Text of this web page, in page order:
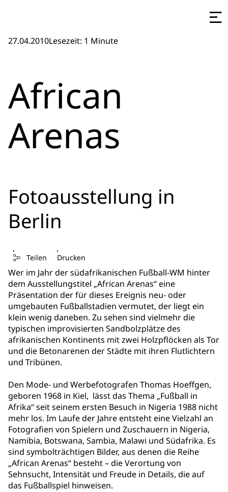
27.04.2010Lesezeit: 1 Minute
African
Arenas
Fotoausstellung in
Berlin
Teilen Drucken
Wer im Jahr der südafrikanischen Fußball-WM hinter
dem Ausstellungstitel „African Arenas“ eine
Präsentation der für dieses Ereignis neu- oder
umgebauten Fußballstadien vermutet, der liegt ein
klein wenig daneben. Zu sehen sind vielmehr die
typischen improvisierten Sandbolzplätze des
afrikanischen Kontinents mit zwei Holzpflöcken als Tor
und die Betonarenen der Städte mit ihren Flutlichtern
und Tribünen.
Den Mode- und Werbefotografen Thomas Hoeffgen,
geboren 1968 in Kiel, lässt das Thema „Fußball in
Afrika“ seit seinem ersten Besuch in Nigeria 1988 nicht
mehr los. Im Laufe der Jahre entsteht eine Vielzahl an
Fotografien von Spielern und Zuschauern in Nigeria,
Namibia, Botswana, Sambia, Malawi und Südafrika. Es
sind symbolträchtigen Bilder, aus denen die Reihe
„African Arenas“ besteht – die Verortung von
Sehnsucht, Intensität und Freude in Details, die auf
das Fußballspiel hinweisen.